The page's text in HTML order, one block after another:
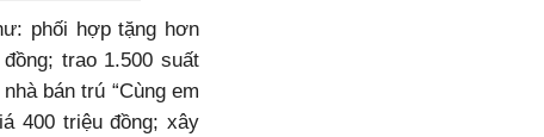
phối hợp tặng hơn
trao 1.500 suất
bán trú “Cùng em
400 triệu đồng; xây